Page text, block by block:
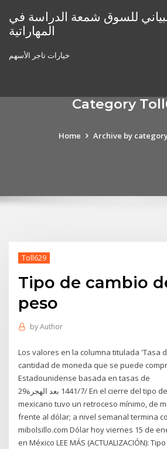
content
للسوق شمعة الدراسة في
المهاراتية
خيارات تاجر الأسهم
Category
Home Archive by
Toll629
Tipo de cambio
peso
byAuthor
Los valores en la columna titulada 'Tasa
cantidad de moneda que se puede
Estadounidense basada en tasas de
29‏‏/7‏‏/1441 بعد الهجرة En el cierre del tipo de cambio el peso
mexicano tuvo un retroceso mínimo, de
frente al dólar; a nivel semanal termina
mibolsillo.com Dólar hoy viernes 15 de
en México LEE MÁS (ACTUALIZACIÓN):